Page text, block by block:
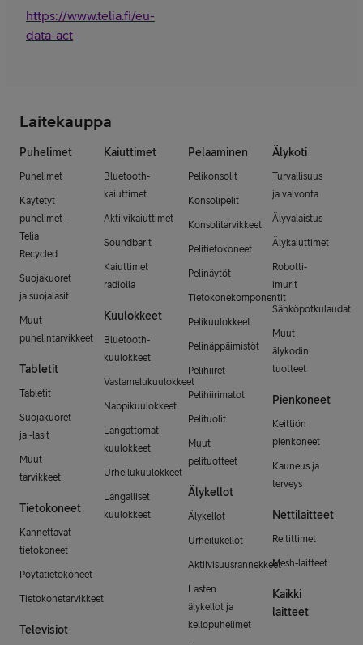
https://www.telia.fi/eu-
data-act
Laitekauppa
Puhelimet
Puhelimet
Käytetyt
puhelimet –
Telia
Recycled
Suojakuoret
ja suojalasit
Muut
puhelintarvikkeet
Tabletit
Tabletit
Suojakuoret
ja -lasit
Muut
tarvikkeet
Tietokoneet
Kannettavat
tietokoneet
Pöytätietokoneet
Tietokonetarvikkeet
Televisiot
Kaiuttimet
Bluetooth-
kaiuttimet
Aktiivikaiuttimet
Soundbarit
Kaiuttimet
radiolla
Kuulokkeet
Bluetooth-
kuulokkeet
Vastamelukuulokkeet
Nappikuulokkeet
Langattomat
kuulokkeet
Urheilukuulokkeet
Langalliset
kuulokkeet
Pelaaminen
Pelikonsolit
Konsolipelit
Konsolitarvikkeet
Pelitietokoneet
Pelinäytöt
Tietokonekomponentit
Pelikuulokkeet
Pelinäppäimistöt
Pelihiiret
Pelihiirimatot
Pelituolit
Muut
pelituotteet
Älykellot
Älykellot
Urheilukellot
Aktiivisuusrannekkeet
Lasten
älykellot ja
kellopuhelimet
Älykoti
Turvallisuus
ja valvonta
Älyvalaistus
Älykaiuttimet
Robotti-
imurit
Sähköpotkulaudat
Muut
älykodin
tuotteet
Pienkoneet
Keittiön
pienkoneet
Kauneus ja
terveys
Nettilaitteet
Reitittimet
Mesh-laitteet
Kaikki
laitteet